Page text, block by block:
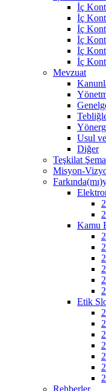
İç
İç
İç
İç
İç
İç
Mevzuat
Usul
Diğer
Teşkilat
Misyon-
Kamu
Etik
Rehberler